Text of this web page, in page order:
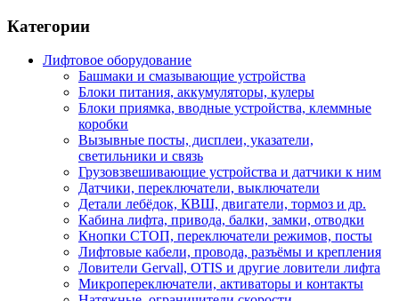
Категории
Лифтовое оборудование
Башмаки и смазывающие устройства
Блоки питания, аккумуляторы, кулеры
Блоки приямка, вводные устройства, клеммные
коробки
Вызывные посты, дисплеи, указатели,
светильники и связь
Грузовзвешивающие устройства и датчики к ним
Датчики, переключатели, выключатели
Детали лебёдок, КВШ, двигатели, тормоз и др.
Кабина лифта, привода, балки, замки, отводки
Кнопки СТОП, переключатели режимов, посты
Лифтовые кабели, провода, разъёмы и крепления
Ловители Gervall, OTIS и другие ловители лифта
Микропереключатели, активаторы и контакты